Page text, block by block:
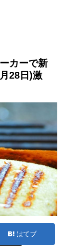
カーで新
28日)激
はてブ